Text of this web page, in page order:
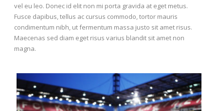
vel eu leo. Donec id elit non mi porta gravida at eget metus.
Fusce dapibus, tellus ac cursus commodo, tortor mauris
condimentum nibh, ut fermentum massa justo sit amet risus.
Maecenas sed diam eget risus varius blandit sit amet non
magna.